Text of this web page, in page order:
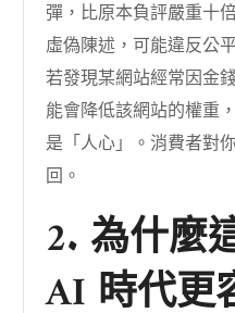
彈，比原本負評嚴重十
虛偽陳述，可能違反公
若發現某網站經常因金
能會降低該網站的權重
是「人心」。消費者對
回。
2. 為什麼
AI 時代更